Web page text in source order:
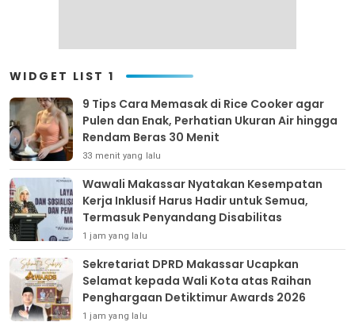
WIDGET LIST 1
9 Tips Cara Memasak di Rice Cooker agar
Pulen dan Enak, Perhatian Ukuran Air hingga
Rendam Beras 30 Menit
33 menit yang lalu
Wawali Makassar Nyatakan Kesempatan
Kerja Inklusif Harus Hadir untuk Semua,
Termasuk Penyandang Disabilitas
1 jam yang lalu
Sekretariat DPRD Makassar Ucapkan
Selamat kepada Wali Kota atas Raihan
Penghargaan Detiktimur Awards 2026
1 jam yang lalu